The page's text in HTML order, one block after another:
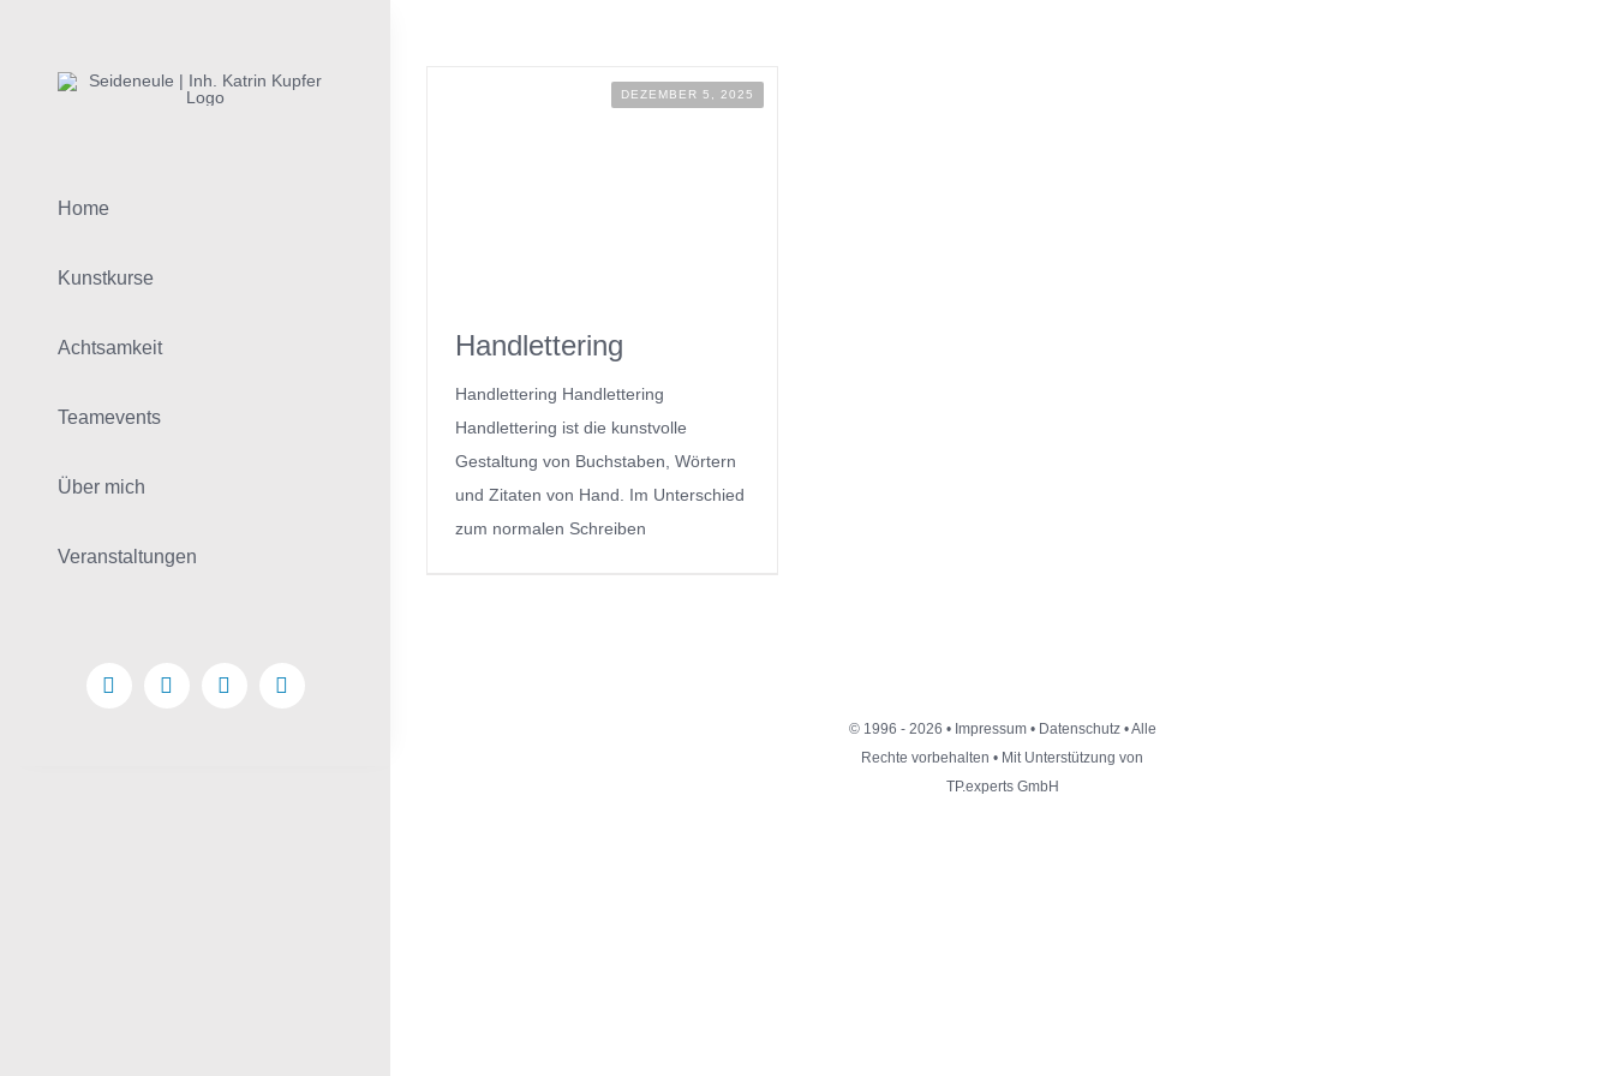
springen
Home
Kunstkurse
Achtsamkeit
Teamevents
Über mich
Veranstaltungen
DEZEMBER 5, 2025
Handlettering
Handlettering Handlettering
Handlettering ist die kunstvolle
Gestaltung von Buchstaben, Wörtern
und Zitaten von Hand. Im Unterschied
zum normalen Schreiben
© 1996 - 2026 • Impressum• Datenschutz• Alle
Rechte vorbehalten • Mit Unterstützung von
TP.experts GmbH